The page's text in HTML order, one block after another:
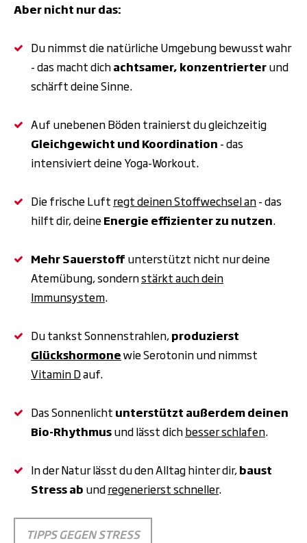
Aber nicht nur das:
Du nimmst die natürliche Umgebung bewusst wahr
- das macht dichachtsamer, konzentrierterund
schärft deine Sinne.
Auf unebenen Böden trainierst du gleichzeitig
Gleichgewicht und Koordination - das
intensiviert deine Yoga-Workout.
Die frische Luft regt deinen Stoffwechsel an- das
hilft dir, deineEnergie effizienter zu nutzen.
Mehr Sauerstoff unterstützt nicht nur deine
Atemübung, sondernstärkt auch dein
Immunsystem.
Du tankst Sonnenstrahlen,produzierst
Glückshormonewie Serotonin und nimmst
Vitamin Dauf.
Das Sonnenlicht unterstützt außerdem deinen
Bio-Rhythmusund lässt dichbesser schlafen.
In der Natur lässt du den Alltag hinter dir,baust
Stress ab undregenerierst schneller.
TIPPS GEGEN STRESS